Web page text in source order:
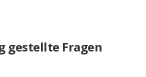
gestellte Fragen